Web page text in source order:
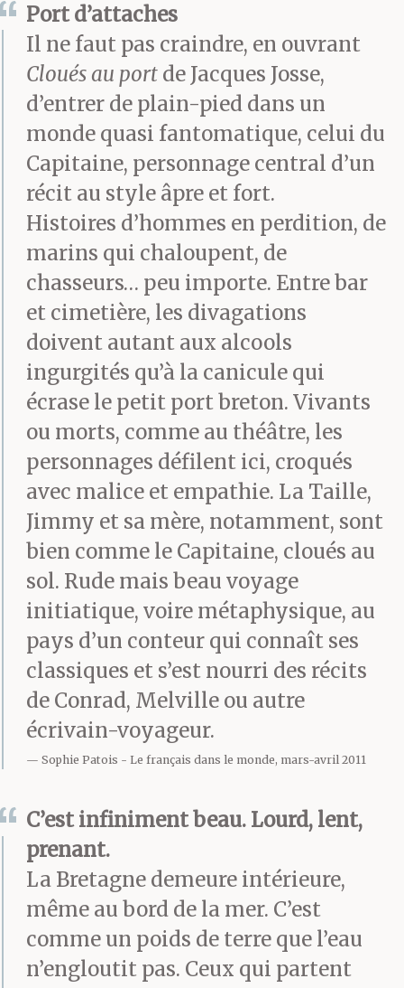
mains. Se nourrit d’eau,
de sucre et de
vitamines. Quant à lui,
à part les tremblements
de plus en plus marqués
du matin, ce qui l’oblige
à soutirer, sitôt levé,
deux ou trois verres de
suite au cubi, sinon il ne
pourrait déjeuner sans
renverser son bol ni se
raser sans s’entailler les
joues, à part ces petits
désagréments
quotidiens, tout va pour
le mieux…
« Hum, hum », lâche le
capitaine qui, peignant
du plat du pouce la
sourcils, débute alors
son monologue. Il
s’exprime à demi-mot.
Part d’un rien. Une idée,
un hasard, un lieu, un
Port d’attaches
Il ne faut pas craindre, en ouvrant
Cloués au port de Jacques Josse,
d’entrer de plain-pied dans un
monde quasi fantomatique, celui du
Capitaine, personnage central d’un
récit au style âpre et fort.
Histoires d’hommes en perdition, de
marins qui chaloupent, de
chasseurs… peu importe. Entre bar
et cimetière, les divagations
doivent autant aux alcools
ingurgités qu’à la canicule qui
écrase le petit port breton. Vivants
ou morts, comme au théâtre, les
personnages défilent ici, croqués
avec malice et empathie. La Taille,
Jimmy et sa mère, notamment, sont
bien comme le Capitaine, cloués au
sol. Rude mais beau voyage
initiatique, voire métaphysique, au
pays d’un conteur qui connaît ses
classiques et s’est nourri des récits
de Conrad, Melville ou autre
écrivain-voyageur.
Sophie Patois Le français dans le monde, mars-avril 2011
C’est infiniment beau. Lourd, lent,
prenant.
La Bretagne demeure intérieure,
même au bord de la mer. C’est
comme un poids de terre que l’eau
n’engloutit pas. Ceux qui partent